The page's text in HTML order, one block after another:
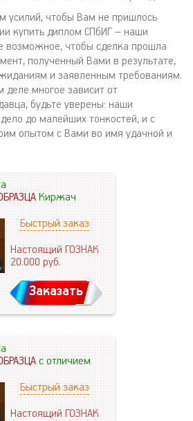
чтобы Вам не пришлось
купить диплом СПбИГ – наши
возможное, чтобы сделка прошла
полученный Вами в результате,
и заявленным требованиям.
деле многое зависит от
будьте уверены: наши
до малейших тонкостей, и с
опытом с Вами во имя удачной и
Киржач
Быстрый заказ
Настоящий ГОЗНАК
20.000руб.
Заказать
с отличием
Быстрый заказ
Настоящий ГОЗНАК